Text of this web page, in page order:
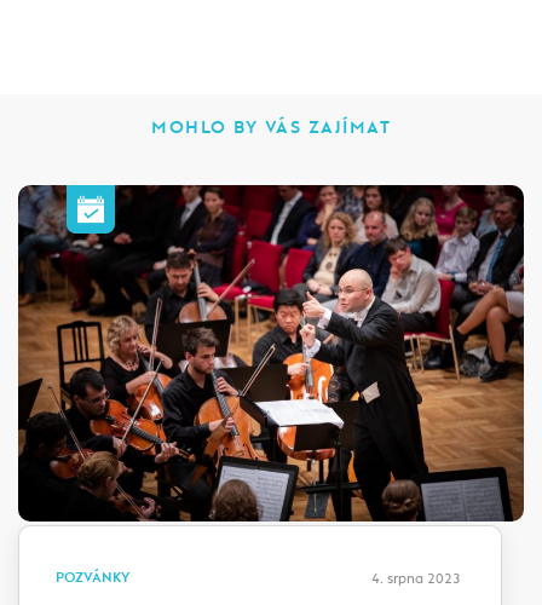
MOHLO BY VÁS ZAJÍMAT
POZVÁNKY 4. srpna 2023